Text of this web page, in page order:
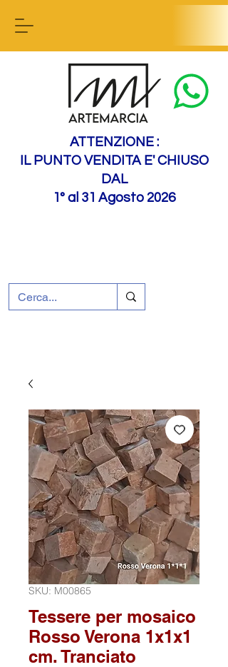
ATTENZIONE :
IL PUNTO VENDITA E' CHIUSO
DAL
1° al 31 Agosto 2026
SKU: M00865
Tessere per mosaico
Rosso Verona 1x1x1
cm. Tranciato